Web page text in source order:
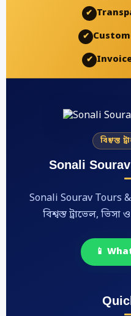
✔
✔
✔
বিশ্বস্ত
Sonali
Sonali Sourav Tours
বিশ্বস্ত ট্রাভেল, ভিসা
📱